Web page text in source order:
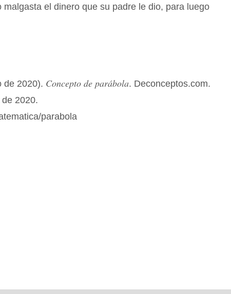
malgasta el dinero que su padre le dio, para luego
de 2020). Concepto de parábola. Deconceptos.com.
2020.
parabola